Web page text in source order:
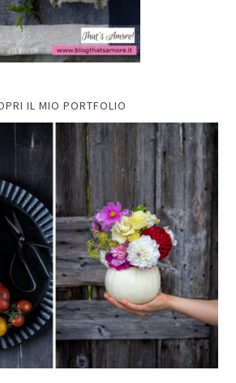
IL MIO PORTFOLIO